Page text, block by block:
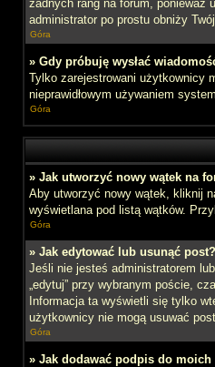
żadnych rang na forum, ponieważ
administrator po prostu obniży
Góra
» Gdy próbuję wysłać
Tylko zarejestrowani użytkownicy
nieprawidłowym używaniem
Góra
» Jak utworzyć nowy wątek na
Aby utworzyć nowy wątek, kliknij
wyświetlana pod listą wątków.
Góra
» Jak edytować lub usunąć post?
Jeśli nie jesteś administratorem
„edytuj” przy wybranym poście,
Informacja ta wyświetli się tylko
użytkownicy nie mogą usuwać
Góra
» Jak dodawać podpis do moich